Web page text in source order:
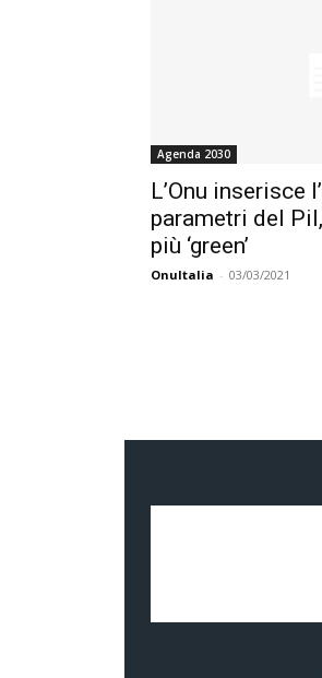
Agenda 2030
L’Onu inserisce
parametri del
più ‘green’
OnuItalia - 03/03/2021